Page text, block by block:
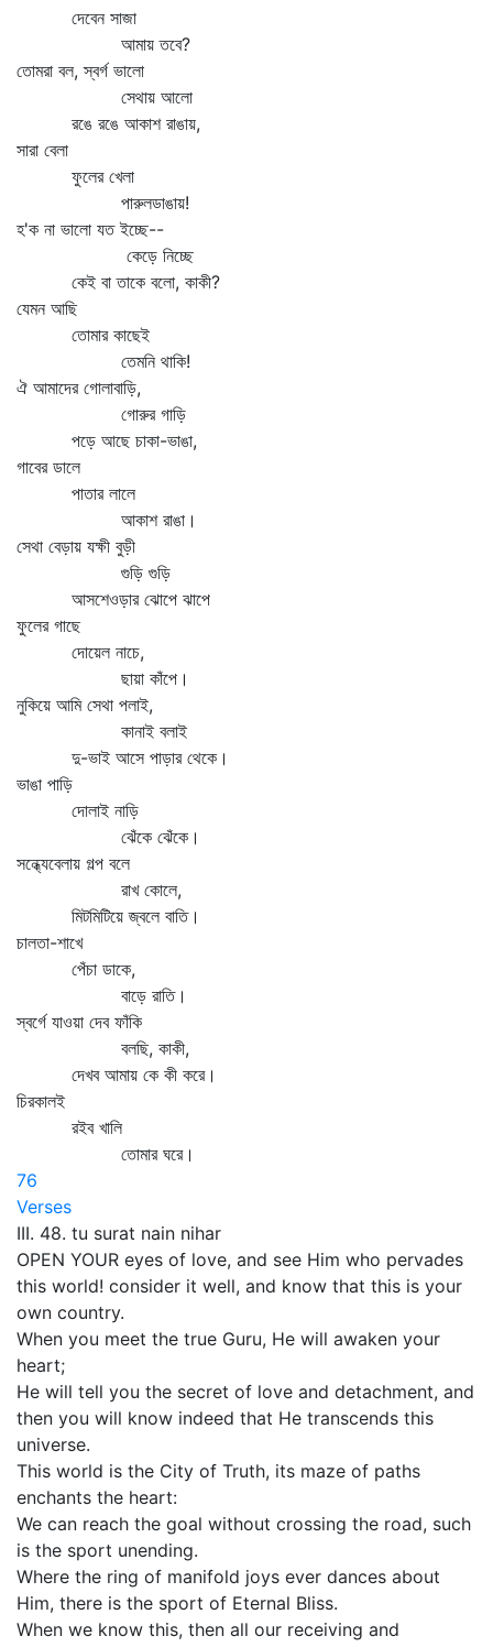
দেবেন সাজা
আমায় তবে?
তোমরা বল, স্বর্গ ভালো
সেথায় আলো
রঙে রঙে আকাশ রাঙায়,
সারা বেলা
ফুলের খেলা
পারুলডাঙায়!
হ'ক না ভালো যত ইচ্ছে--
কেড়ে নিচ্ছে
কেই বা তাকে বলো, কাকী?
যেমন আছি
তোমার কাছেই
তেমনি থাকি!
ঐ আমাদের গোলাবাড়ি,
গোরুর গাড়ি
পড়ে আছে চাকা-ভাঙা,
গাবের ডালে
পাতার লালে
আকাশ রাঙা।
সেথা বেড়ায় যক্ষী বুড়ী
গুড়ি গুড়ি
আসশেওড়ার ঝোপে ঝাপে
ফুলের গাছে
দোয়েল নাচে,
ছায়া কাঁপে।
নুকিয়ে আমি সেথা পলাই,
কানাই বলাই
দু-ভাই আসে পাড়ার থেকে।
ভাঙা পাড়ি
দোলাই নাড়ি
ঝেঁকে ঝেঁকে।
সন্ধ্যেবেলায় গল্প বলে
রাখ কোলে,
মিটমিটিয়ে জ্বলে বাতি।
চালতা-শাখে
পেঁচা ডাকে,
বাড়ে রাতি।
স্বর্গে যাওয়া দেব ফাঁকি
বলছি, কাকী,
দেখব আমায় কে কী করে।
চিরকালই
রইব খালি
তোমার ঘরে।
76
Verses
III. 48. tu surat nain nihar
OPEN YOUR eyes of love, and see Him who pervades
this world! consider it well, and know that this is your
own country.
When you meet the true Guru, He will awaken your
heart;
He will tell you the secret of love and detachment, and
then you will know indeed that He transcends this
universe.
This world is the City of Truth, its maze of paths
enchants the heart:
We can reach the goal without crossing the road, such
is the sport unending.
Where the ring of manifold joys ever dances about
Him, there is the sport of Eternal Bliss.
When we know this, then all our receiving and